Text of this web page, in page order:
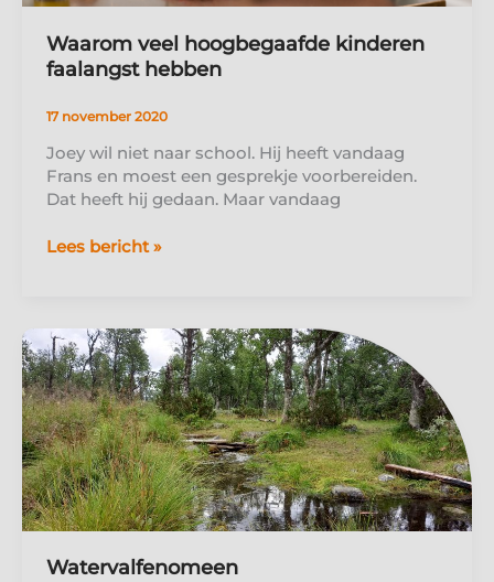
Waarom veel hoogbegaafde kinderen
faalangst hebben
17 november 2020
Joey wil niet naar school. Hij heeft vandaag
Frans en moest een gesprekje voorbereiden.
Dat heeft hij gedaan. Maar vandaag
Waarom
faalangst
hebben
Lees bericht »
Watervalfenomeen